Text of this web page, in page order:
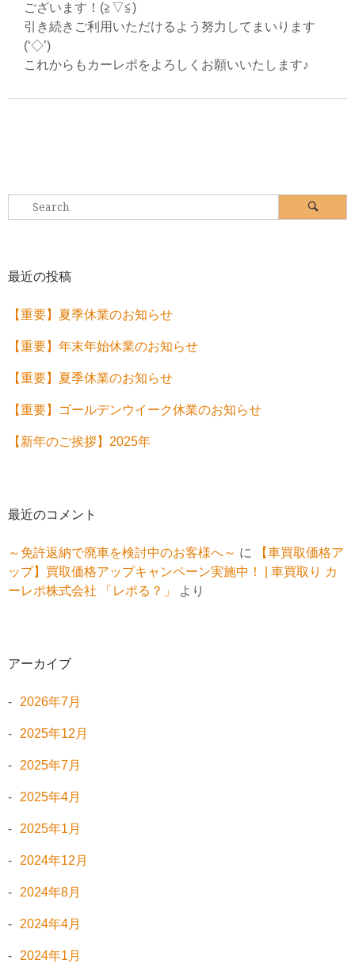
ございます！(≧▽≦)
引き続きご利用いただけるよう努力してまいります
(‘◇’)ゞ
これからもカーレポをよろしくお願いいたします♪
Search
for:
最近の投稿
【重要】夏季休業のお知らせ
【重要】年末年始休業のお知らせ
【重要】夏季休業のお知らせ
【重要】ゴールデンウイーク休業のお知らせ
【新年のご挨拶】2025年
最近のコメント
～免許返納で廃車を検討中のお客様へ～ に
【車買取価格ア
ップ】買取価格アップキャンペーン実施中！ | 車買取り カ
ーレポ株式会社 「レポる？」
より
アーカイブ
2026年7月
2025年12月
2025年7月
2025年4月
2025年1月
2024年12月
2024年8月
2024年4月
2024年1月